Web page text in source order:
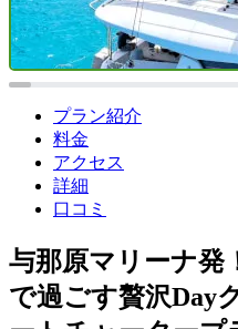
プラン紹介
料金
アクセス
詳細
口コミ
与那原マリーナ発
で過ごす贅沢Day